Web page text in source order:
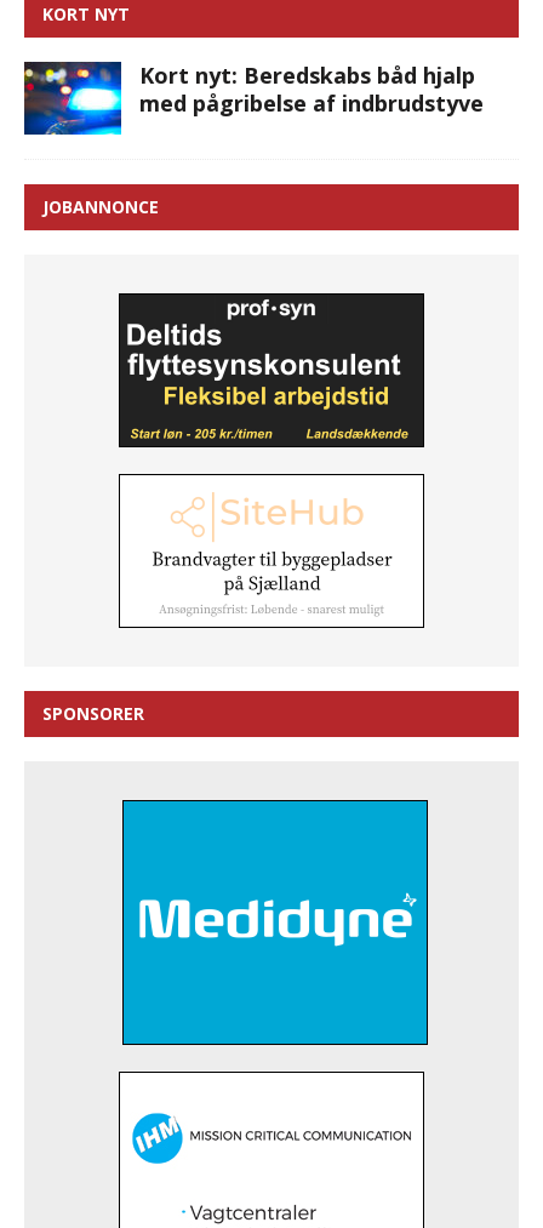
KORT NYT
Kort nyt: Beredskabs båd hjalp
med pågribelse af indbrudstyve
JOBANNONCE
SPONSORER